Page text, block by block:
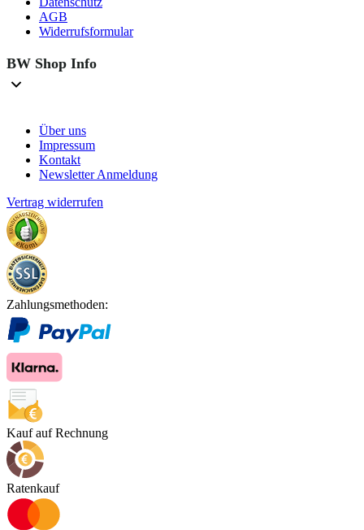
AGB
Widerrufsformular
BW Shop Info
Über uns
Impressum
Kontakt
Newsletter Anmeldung
Vertrag widerrufen
Zahlungsmethoden:
Kauf auf Rechnung
Ratenkauf